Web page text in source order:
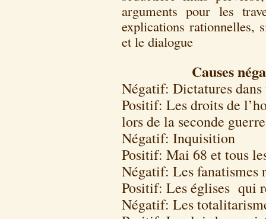
arguments pour les
explications rationnelles,
et le dialogue
Causes
Négatif: Dictatures dans
Positif: Les droits de
lors de la seconde
Négatif: Inquisition
Positif: Mai 68 et tous
Négatif: Les fanatismes
Positif: Les églises qui
Négatif: Les